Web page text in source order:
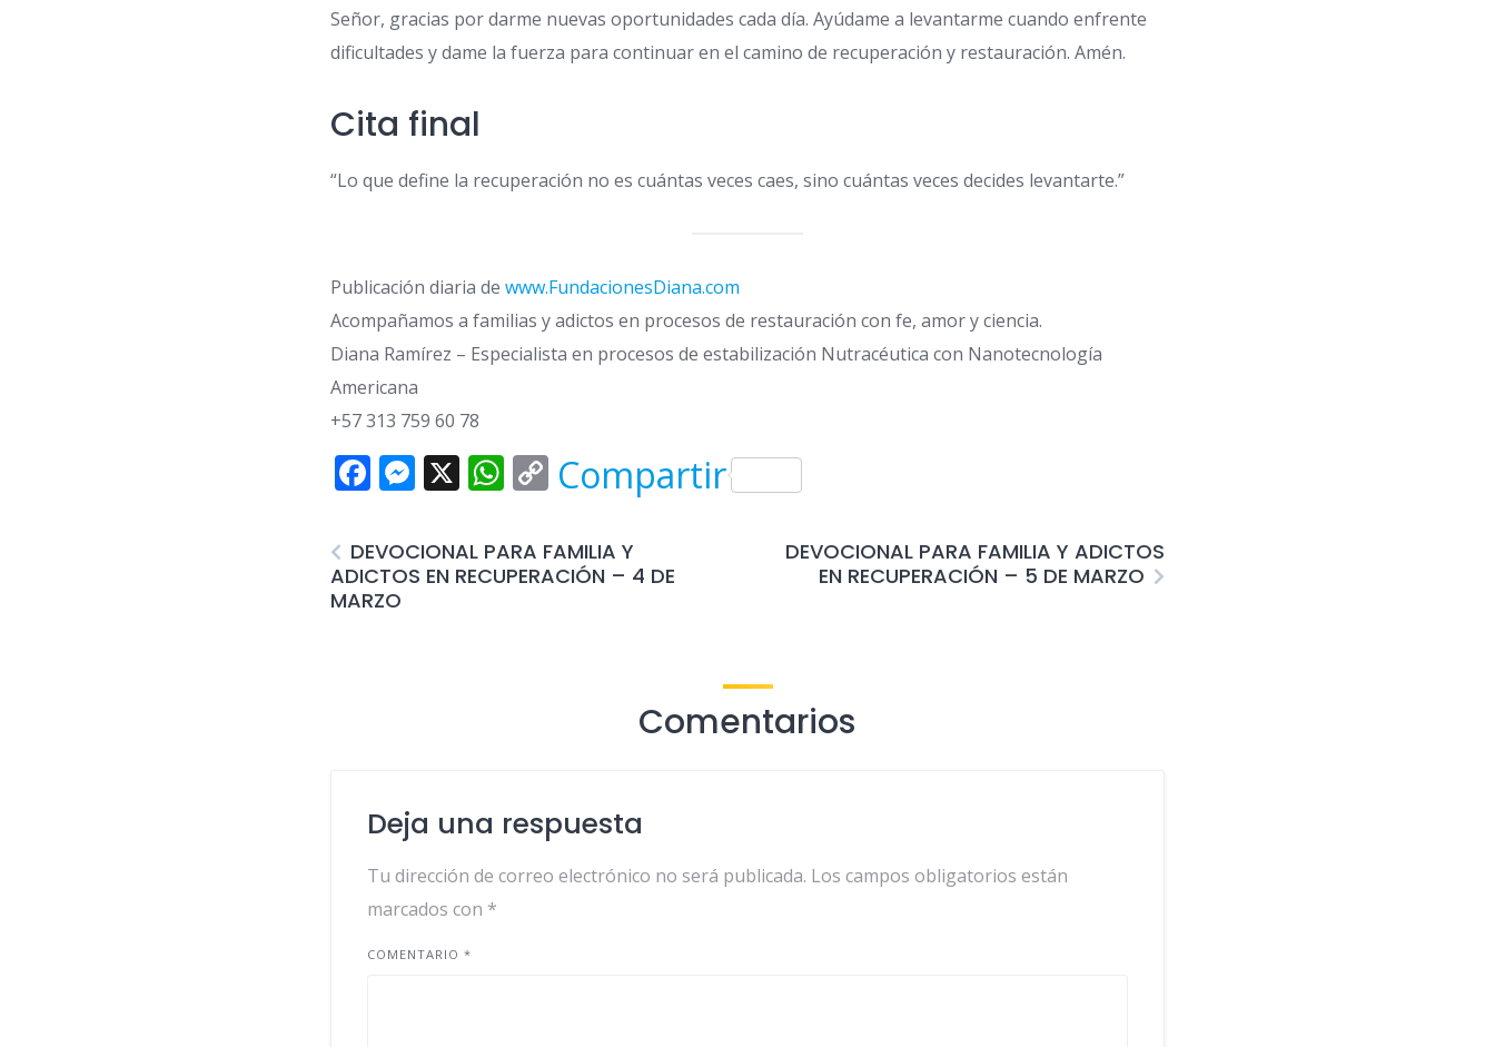
Señor, gracias por darme nuevas oportunidades cada día. Ayúdame a levantarme cuando enfrente
dificultades y dame la fuerza para continuar en el camino de recuperación y restauración. Amén.
Cita final
“Lo que define la recuperación no es cuántas veces caes, sino cuántas veces decides levantarte.”
Publicación diaria dewww.FundacionesDiana.com
Acompañamos a familias y adictos en procesos de restauración con fe, amor y ciencia.
Diana Ramírez – Especialista en procesos de estabilización Nutracéutica con Nanotecnología
Americana
+57 313 759 60 78
Facebook
Messenger
X WhatsApp
Copy
Compartir
DEVOCIONAL PARA FAMILIA Y
ADICTOS EN RECUPERACIÓN – 4 DE
MARZO
DEVOCIONAL PARA FAMILIA Y ADICTOS
EN RECUPERACIÓN – 5 DE MARZO
Comentarios
Deja una respuesta
Tu dirección de correo electrónico no será publicada. Los campos obligatorios están
marcados con *
COMENTARIO*